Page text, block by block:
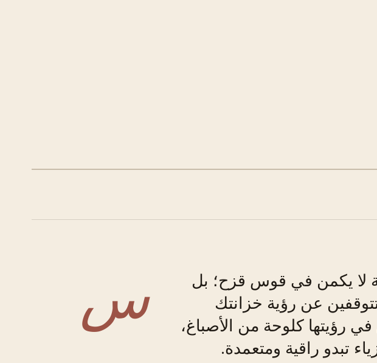
س
لا يكمن في قوس قزح؛ بل
عن رؤية خزانتك
رؤيتها كلوحة من الأصباغ،
تبدو راقية ومتعمدة.